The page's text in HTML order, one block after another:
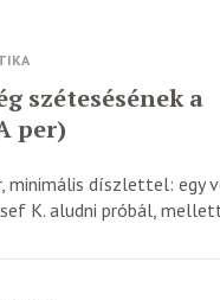
szétesésének a
per)
minimális díszlettel: egy
K. aludni próbál,